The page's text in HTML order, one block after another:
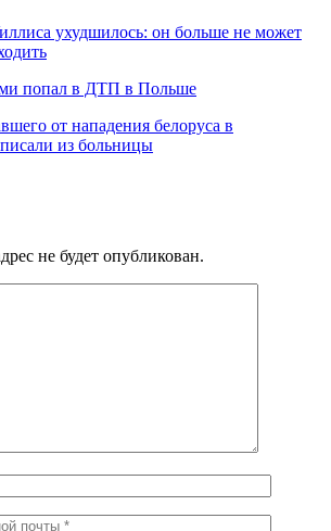
ухудшилось: он больше не может
попал в ДТП в Польше
от нападения белоруса в
из больницы
не будет опубликован.